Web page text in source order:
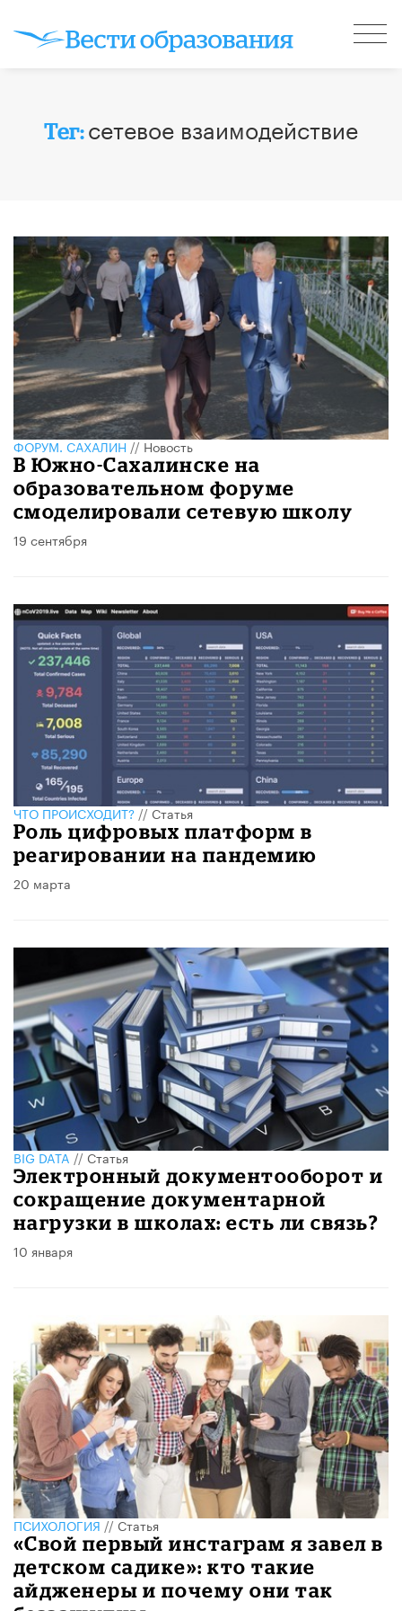
Тег:сетевое взаимодействие
ФОРУМ. САХАЛИН//Новость
​В Южно-Сахалинске на
образовательном форуме
смоделировали сетевую школу
19 сентября
ЧТО ПРОИСХОДИТ?//Статья
Роль цифровых платформ в
реагировании на пандемию
20 марта
BIG DATA//Статья
Электронный документооборот и
сокращение документарной
нагрузки в школах: есть ли связь?
10 января
ПСИХОЛОГИЯ//Статья
«Свой первый инстаграм я завел в
детском садике»: кто такие
айдженеры и почему они так